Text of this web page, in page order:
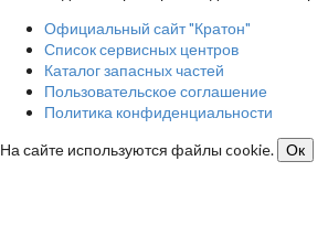
Официальный сайт "Кратон"
Список сервисных центров
Каталог запасных частей
Пользовательское соглашение
Политика конфиденциальности
На сайте используются файлы cookie.
Ок